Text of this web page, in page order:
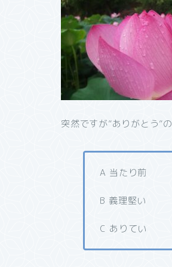
突然ですが”ありがとう”の
A 当たり前
B 義理堅い
C ありてい